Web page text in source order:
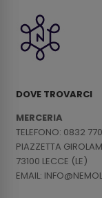
DOVE TROVARCI
MERCERIA
TELEFONO: 0832
PIAZZETTA
73100 LECCE (LE)
EMAIL: